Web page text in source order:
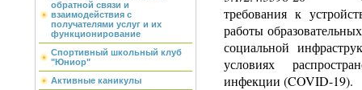
обратной связи и
взаимодействия с
получателями услуг и их
функционирование
Спортивный школьный клуб
"Юниор"
Активные каникулы
требования к
работы
социальной
условиях
инфекции (COVID-19).